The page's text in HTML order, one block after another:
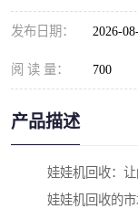
发布日期： 2026-
阅 读 量： 700
产品描述
娃娃机回收：
娃娃机回收的